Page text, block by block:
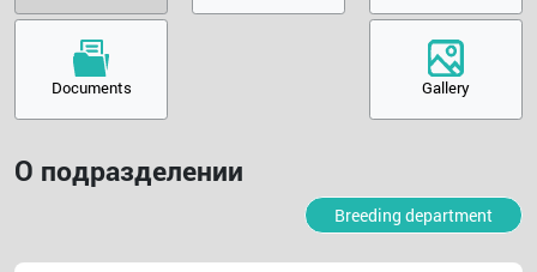
Documents Gallery
О подразделении
Breeding department